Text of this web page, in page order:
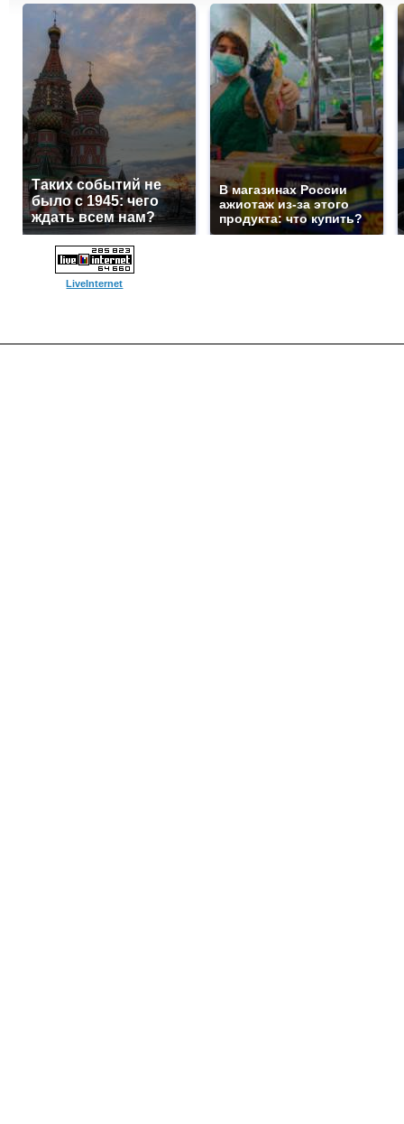
Таких событий не
было с 1945: чего
ждать всем нам?
В магазинах России
ажиотаж из-за этого
продукта: что купить?
LiveInternet